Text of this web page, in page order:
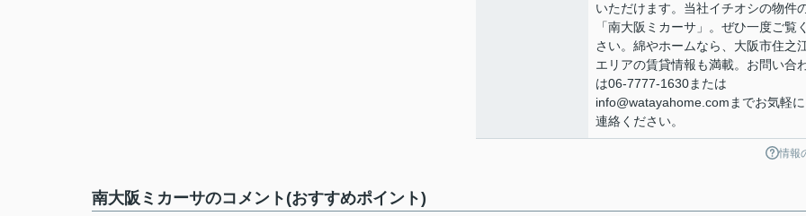
いただけます。当社イチオシの物件
「南大阪ミカーサ」。ぜひ一度ご覧
さい。綿やホームなら、大阪市住之
エリアの賃貸情報も満載。お問い合
は06-7777-1630または
info@watayahome.comまでお気軽
連絡ください。
情報
南大阪ミカーサのコメント(おすすめポイント)